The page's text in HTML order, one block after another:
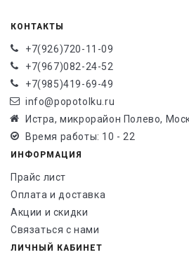
КОНТАКТЫ
+7(926)720-11-09
+7(967)082-24-52
+7(985)419-69-49
info@popotolku.ru
Истра, микрорайон Полево,
Время работы: 10 - 22
ИНФОРМАЦИЯ
Прайс лист
Оплата и доставка
Акции и скидки
Связаться с нами
ЛИЧНЫЙ КАБИНЕТ